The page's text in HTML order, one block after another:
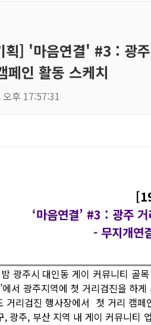
] '마음연결' #3 : 광주
페인 활동 스케치
후 17:57:31
‘마음연결’ #3 : 광주
- 무지개연
광주시 대인동 게이 커뮤니티 골
에서 광주지역에 첫 거리검진을 하
거리검진 행사장에서 첫 거리 캠
, 광주, 부산 지역 내 게이 커뮤니티